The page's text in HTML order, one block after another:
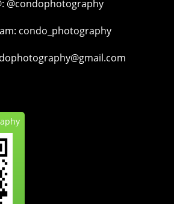
@condophotography
condo_photography